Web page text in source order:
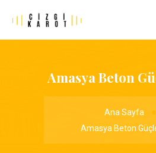
Amasya Beton
Ana Sayfa
Amasya Beton